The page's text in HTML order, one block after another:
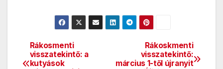
Bejegyzés
Rákoskmenti
visszatekintő:
március 1-től újranyit
Rákosmenti
visszatekintő: a
kutyások